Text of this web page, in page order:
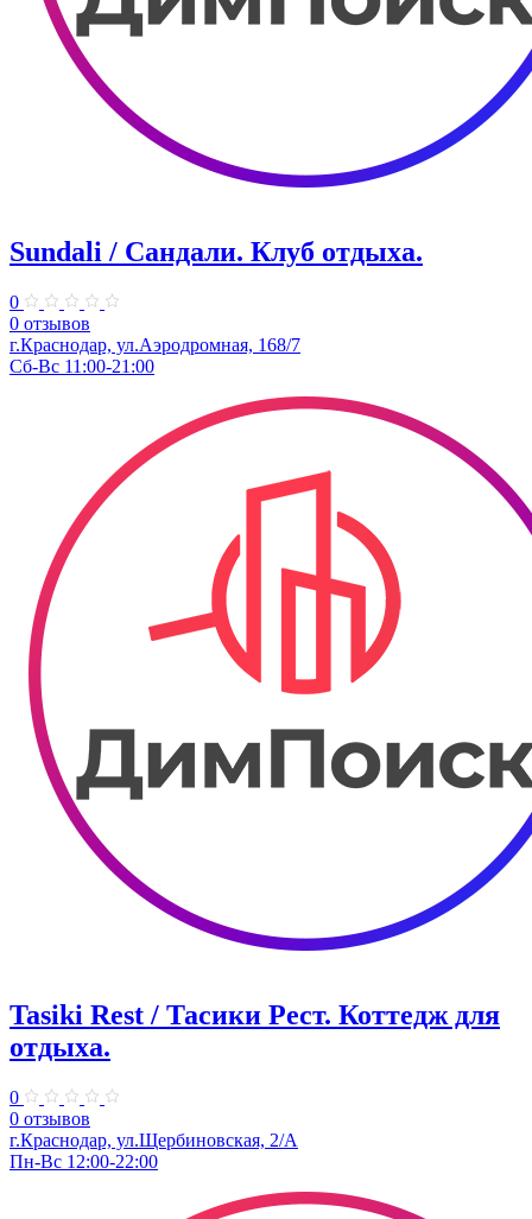
Sundali / Сандали. ​Клуб отдыха.
0
0 отзывов
г.Краснодар, ул.Аэродромная, 168/7
Сб-Вс 11:00-21:00
Tasiki Rest / Тасики Рест. ​Коттедж для
отдыха.
0
0 отзывов
г.Краснодар, ул.​Щербиновская, 2/А
Пн-Вс 12:00-22:00